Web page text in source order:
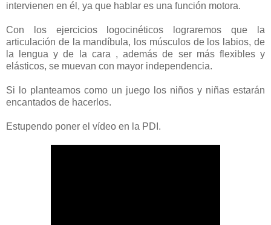
intervienen en él, ya que hablar es una función motora.
Con los ejercicios logocinéticos lograremos que la
articulación de la mandíbula, los músculos de los labios, de
la lengua y de la cara , además de ser más flexibles y
elásticos, se muevan con mayor independencia.
Si lo planteamos como un juego los niños y niñas estarán
encantados de hacerlos.
Estupendo poner el vídeo en la PDI.